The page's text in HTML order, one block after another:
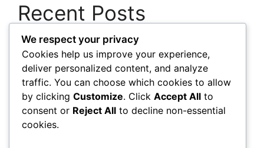
Recent Posts
Cara Membuat Sistem Pencadangan Data yang
Praktis dan Teratur
Mengenal Perbedaan Perangkat Lunak
Berlisensi, Gratis, dan Sumber Terbuka
Pentingnya Memperbarui Perangkat Lunak
untuk Menjaga Keamanan Sistem
We respect your privacy
Cookies help us improve your experience,
deliver personalized content, and analyze
traffic. You can choose which cookies to allow
by clicking Customize. Click Accept All to
consent or Reject All to decline non-essential
cookies.